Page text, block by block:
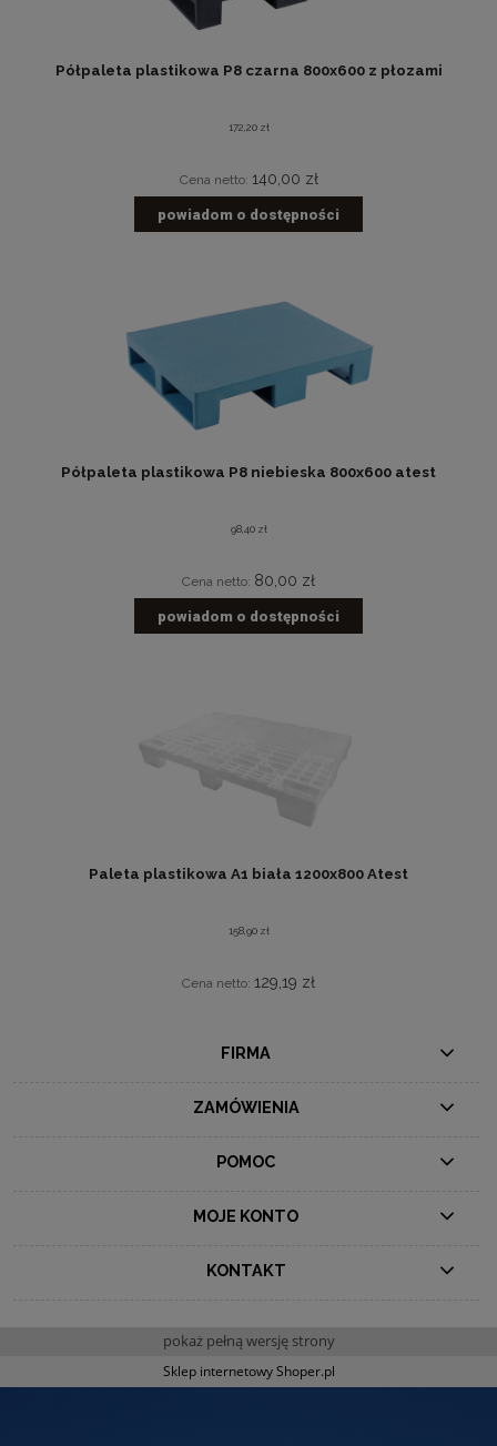
Półpaleta plastikowa P8 czarna 800x600 z płozami
172,20 zł
Cena netto: 140,00 zł
powiadom o dostępności
Półpaleta plastikowa P8 niebieska 800x600 atest
98,40 zł
Cena netto: 80,00 zł
powiadom o dostępności
Paleta plastikowa A1 biała 1200x800 Atest
158,90 zł
Cena netto: 129,19 zł
FIRMA
ZAMÓWIENIA
POMOC
MOJE KONTO
KONTAKT
pokaż pełną wersję strony
Sklep internetowy Shoper.pl